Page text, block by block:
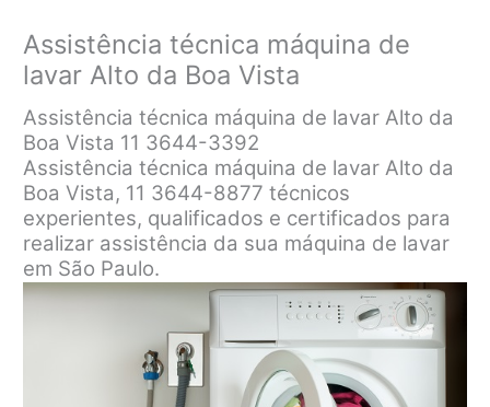
Assistência técnica máquina de
lavar Alto da Boa Vista
Assistência técnica máquina de lavar Alto da
Boa Vista 11 3644-3392
Assistência técnica máquina de lavar Alto da
Boa Vista, 11 3644-8877 técnicos
experientes, qualificados e certificados para
realizar assistência da sua máquina de lavar
em São Paulo.